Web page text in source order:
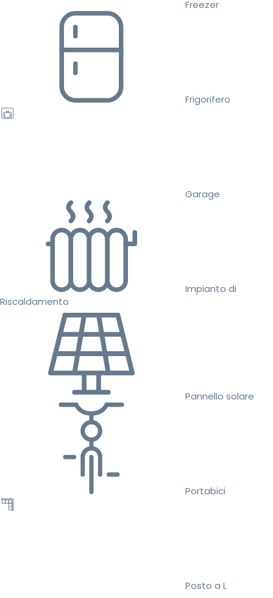
Freezer
Frigorifero
Garage
Impianto di
Riscaldamento
Pannello solare
Portabici
Posto a L